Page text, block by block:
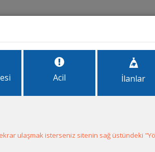
Acil İlanlar
ulaşmak isterseniz sitenin sağ üstündeki